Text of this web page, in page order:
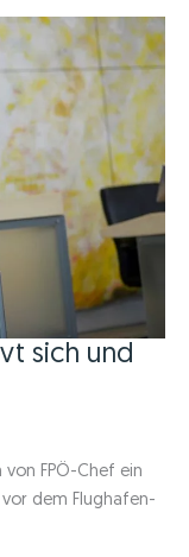
sich und
von FPÖ-Chef ein
vor dem Flughafen-